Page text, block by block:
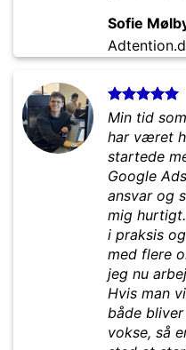
Sofie
Min tid
har været
startede
Google
ansvar og
mig
i praksis
med flere
jeg nu
Hvis man
både
vokse, så